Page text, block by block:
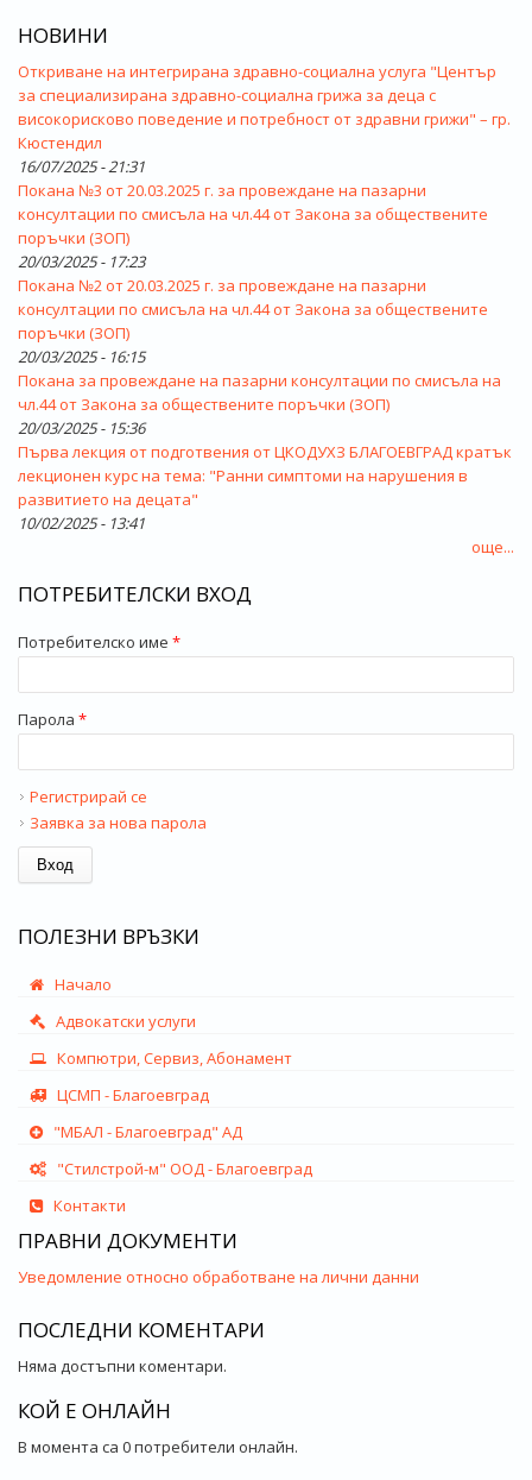
НОВИНИ
Откриване на интегрирана здравно-социална услуга "Център
за специализирана здравно-социална грижа за деца с
високорисково поведение и потребност от здравни грижи" – гр.
Кюстендил
16/07/2025 - 21:31
Покана №3 от 20.03.2025 г. за провеждане на пазарни
консултации по смисъла на чл.44 от Закона за обществените
поръчки (ЗОП)
20/03/2025 - 17:23
Покана №2 от 20.03.2025 г. за провеждане на пазарни
консултации по смисъла на чл.44 от Закона за обществените
поръчки (ЗОП)
20/03/2025 - 16:15
Покана за провеждане на пазарни консултации по смисъла на
чл.44 от Закона за обществените поръчки (ЗОП)
20/03/2025 - 15:36
Първа лекция от подготвения от ЦКОДУХЗ БЛАГОЕВГРАД кратък
лекционен курс на тема: "Ранни симптоми на нарушения в
развитието на децата"
10/02/2025 - 13:41
още...
ПОТРЕБИТЕЛСКИ ВХОД
Потребителско име *
Парола *
Регистрирай се
Заявка за нова парола
ПОЛЕЗНИ ВРЪЗКИ
Начало
Адвокатски услуги
Компютри, Сервиз, Абонамент
ЦСМП - Благоевград
"МБАЛ - Благоевград" АД
"Стилстрой-м" ООД - Благоевград
Контакти
ПРАВНИ ДОКУМЕНТИ
Уведомление относно обработване на лични данни
ПОСЛЕДНИ КОМЕНТАРИ
Няма достъпни коментари.
КОЙ Е ОНЛАЙН
В момента са 0 потребители онлайн.